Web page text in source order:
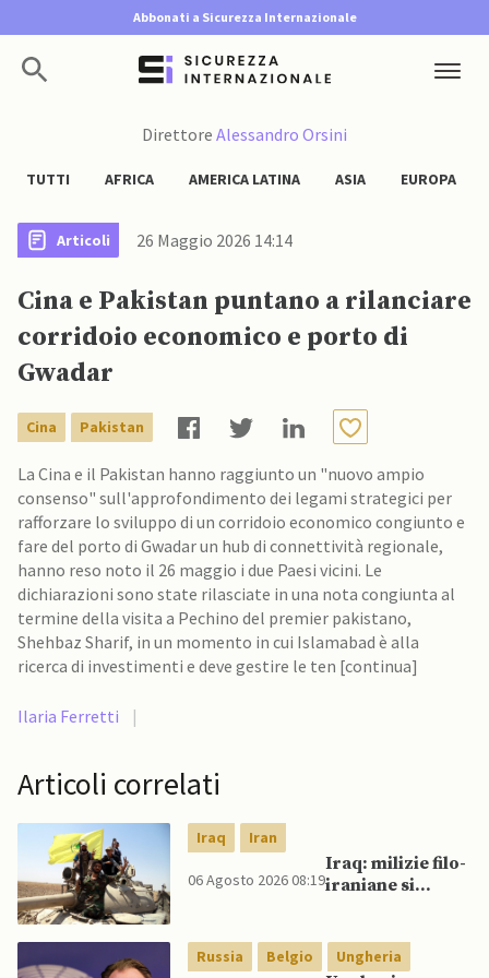
Abbonati a Sicurezza Internazionale
Direttore Alessandro Orsini
TUTTI AFRICA AMERICA LATINA ASIA EUROPA
Articoli 26 Maggio 2026 14:14
Cina e Pakistan puntano a rilanciare
corridoio economico e porto di
Gwadar
Cina Pakistan
La Cina e il Pakistan hanno raggiunto un "nuovo ampio
consenso" sull'approfondimento dei legami strategici per
rafforzare lo sviluppo di un corridoio economico congiunto e
fare del porto di Gwadar un hub di connettività regionale,
hanno reso noto il 26 maggio i due Paesi vicini. Le
dichiarazioni sono state rilasciate in una nota congiunta al
termine della visita a Pechino del premier pakistano,
Shehbaz Sharif, in un momento in cui Islamabad è alla
ricerca di investimenti e deve gestire le ten [continua]
Ilaria Ferretti |
Articoli correlati
Iraq Iran
06 Agosto 2026 08:19
Iraq: milizie filo-
iraniane si
si avvicina
scadenza di fine
Russia Belgio Ungheria